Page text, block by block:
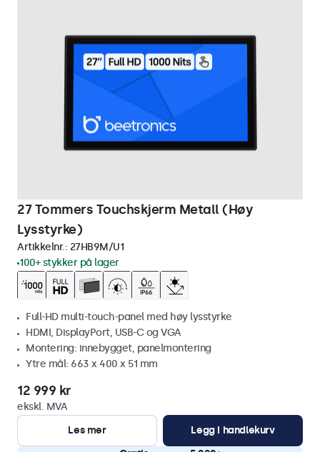
27 Tommers Touchskjerm Metall (Høy
Lysstyrke)
Artikkelnr.: 27HB9M/U1
100+ stykker på lager
Full-HD multi-touch-panel med høy lysstyrke
HDMI, DisplayPort, USB-C og VGA
Montering: innebygget, panelmontering
Ytre mål: 663 x 400 x 51 mm
12 999 kr
ekskl. MVA
Les mer
Legg i handlekurv